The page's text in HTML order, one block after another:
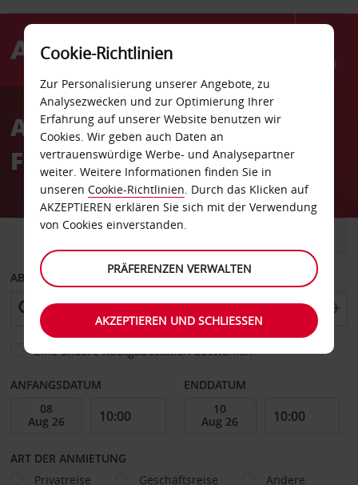
Menü
AvisAutovermietung Zagreb
Flughafen
ABHOLEN VON
Eine andere Rückgabestation auswählen
ANFANGSDATUM ENDDATUM
ART DER ANMIETUNG
Privatreise
Geschäftsreise Andere
Cookie-Richtlinien
Zur Personalisierung unserer Angebote, zu
Analysezwecken und zur Optimierung Ihrer
Erfahrung auf unserer Website benutzen wir
Cookies. Wir geben auch Daten an
vertrauenswürdige Werbe- und Analysepartner
weiter. Weitere Informationen finden Sie in
unseren Cookie-Richtlinien. Durch das Klicken auf
AKZEPTIEREN erklären Sie sich mit der Verwendung
von Cookies einverstanden.
PRÄFERENZEN VERWALTEN
AKZEPTIEREN UND SCHLIESSEN